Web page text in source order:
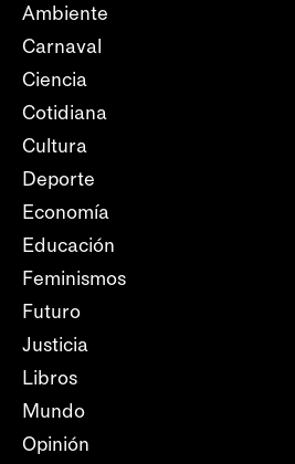
Ambiente
Carnaval
Ciencia
Cotidiana
Cultura
Deporte
Economía
Educación
Feminismos
Futuro
Justicia
Libros
Mundo
Opinión